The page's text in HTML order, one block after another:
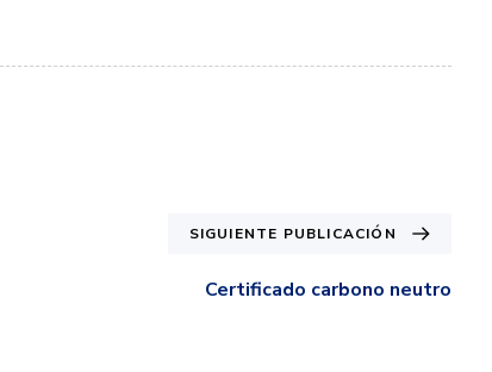
SIGUIENTE PUBLICACIÓN
Certificado carbono neutro